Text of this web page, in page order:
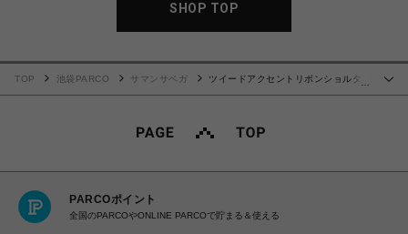
SHOP TOP
TOP 池袋PARCO サマンサベガ
ツイードアクセントリボンショルダー
PARCOポイント
全国のPARCOやONLINE PARCOで貯まる＆使える